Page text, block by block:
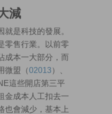
減
是科技的發展。
零售行業。以前零
成本一大部分，而
微盟（02013）、
這些開店第三平
金成本人工扣去一
也會減少，基本上